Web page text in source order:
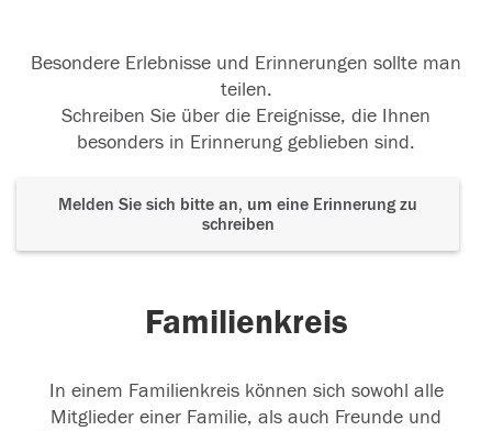
Besondere Erlebnisse und Erinnerungen sollte man
teilen.
Schreiben Sie über die Ereignisse, die Ihnen
besonders in Erinnerung geblieben sind.
Melden Sie sich bitte an, um eine Erinnerung zu
schreiben
Familienkreis
In einem Familienkreis können sich sowohl alle
Mitglieder einer Familie, als auch Freunde und